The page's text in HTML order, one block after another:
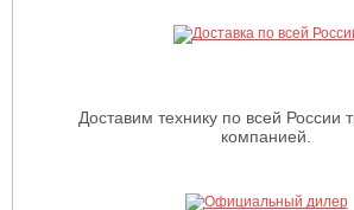
Доставим технику по всей России
компанией.